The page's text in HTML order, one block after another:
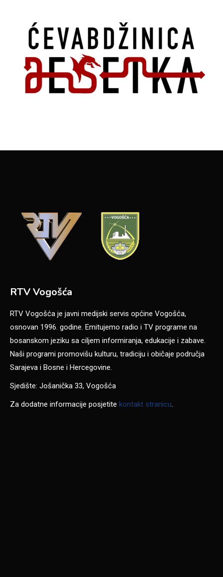
RTV Vogošća
RTV Vogošća je javni medijski servis općine Vogošća,
osnovan 1996. godine. Emitujemo radio i TV programe na
bosanskom jeziku sa ciljem informiranja, edukacije i zabave.
Naši programi promovišu kulturu, tradiciju i običaje područja
Sarajeva i Bosne i Hercegovine.
Sjedište: Jošanička 33, Vogošća
Za dodatne informacije posjetite kontakt stranicu.